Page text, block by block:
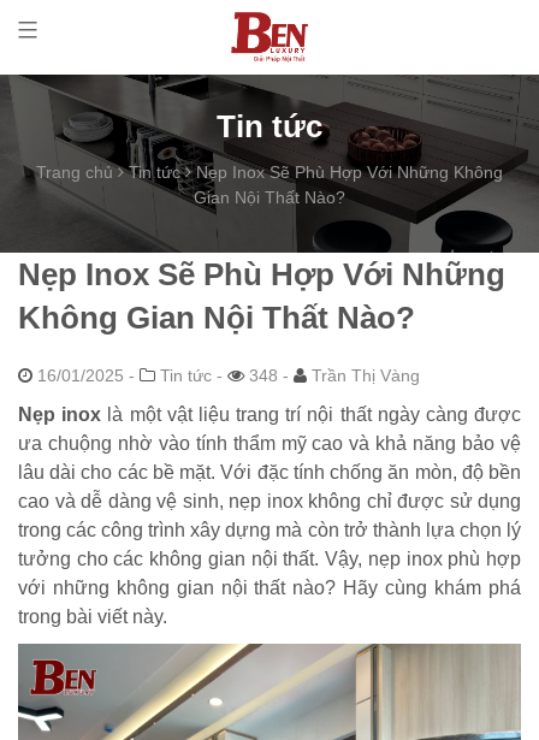
Tin tức
Trang chủ Tin tức
Nẹp Inox Sẽ Phù Hợp Với Những Không
Gian Nội Thất Nào?
Nẹp Inox Sẽ Phù Hợp Với Những
Không Gian Nội Thất Nào?
16/01/2025 - Tin tức - 348 - Trần Thị Vàng
Nẹp inox là một vật liệu trang trí nội thất ngày càng được
ưa chuộng nhờ vào tính thẩm mỹ cao và khả năng bảo vệ
lâu dài cho các bề mặt. Với đặc tính chống ăn mòn, độ bền
cao và dễ dàng vệ sinh, nẹp inox không chỉ được sử dụng
trong các công trình xây dựng mà còn trở thành lựa chọn lý
tưởng cho các không gian nội thất. Vậy, nẹp inox phù hợp
với những không gian nội thất nào? Hãy cùng khám phá
trong bài viết này.